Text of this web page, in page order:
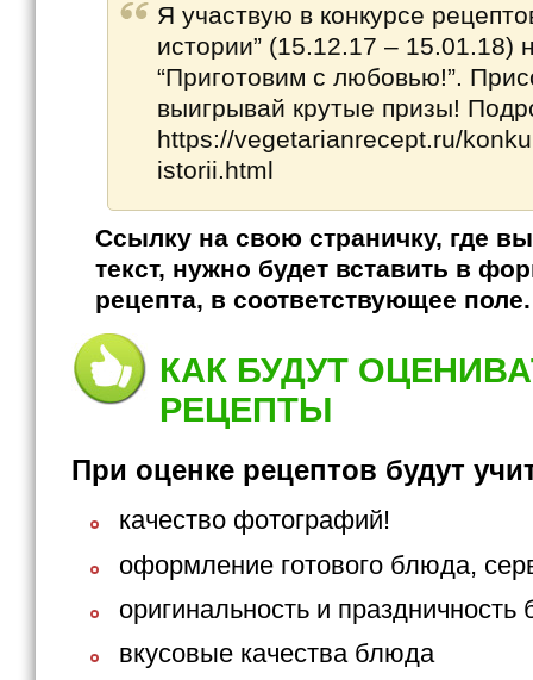
Я участвую в конкурсе
истории” (15.12.17 – 15.01.18)
“Приготовим с любовью!”.
выигрывай крутые призы!
https://vegetarianrecept.ru/
istorii.html
Ссылку на свою страничку, где
текст, нужно будет вставить в
рецепта, в соответствующее поле.
КАК БУДУТ
РЕЦЕПТЫ
При оценке рецептов будут
качество фотографий!
оформление готового блюда,
оригинальность и праздничность
вкусовые качества блюда